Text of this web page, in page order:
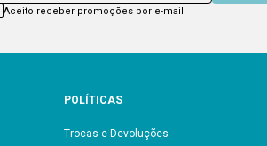
Aceito receber promoções por e-mail
POLÍTICAS
Trocas e Devoluções